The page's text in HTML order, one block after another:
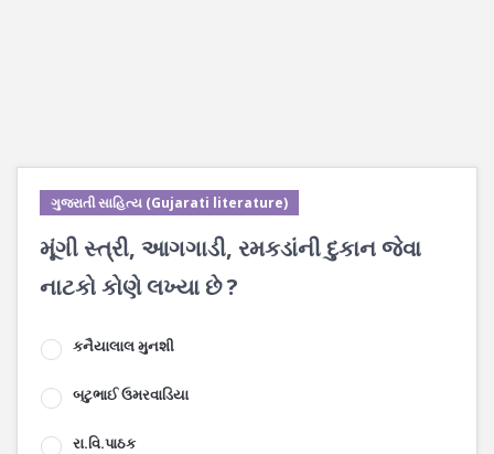
ગુજરાતી સાહિત્ય (Gujarati literature)
મૂંગી સ્ત્રી, આગગાડી, રમકડાંની દુકાન જેવા
નાટકો કોણે લખ્યા છે ?
કનૈયાલાલ મુનશી
બટુભાઈ ઉમરવાડિયા
રા.વિ.પાઠક